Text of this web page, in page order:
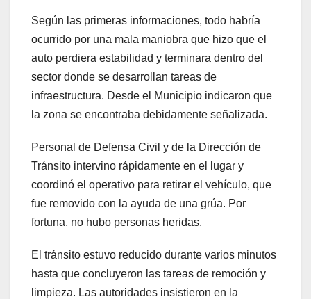
Según las primeras informaciones, todo habría
ocurrido por una mala maniobra que hizo que el
auto perdiera estabilidad y terminara dentro del
sector donde se desarrollan tareas de
infraestructura. Desde el Municipio indicaron que
la zona se encontraba debidamente señalizada.
Personal de Defensa Civil y de la Dirección de
Tránsito intervino rápidamente en el lugar y
coordinó el operativo para retirar el vehículo, que
fue removido con la ayuda de una grúa. Por
fortuna, no hubo personas heridas.
El tránsito estuvo reducido durante varios minutos
hasta que concluyeron las tareas de remoción y
limpieza. Las autoridades insistieron en la